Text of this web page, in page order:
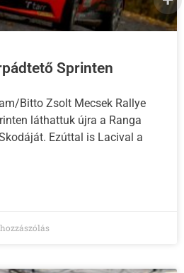
Sprinten
Bitto Zsolt Mecsek Rallye
láthattuk újra a Ranga
Ezúttal is Lacival a